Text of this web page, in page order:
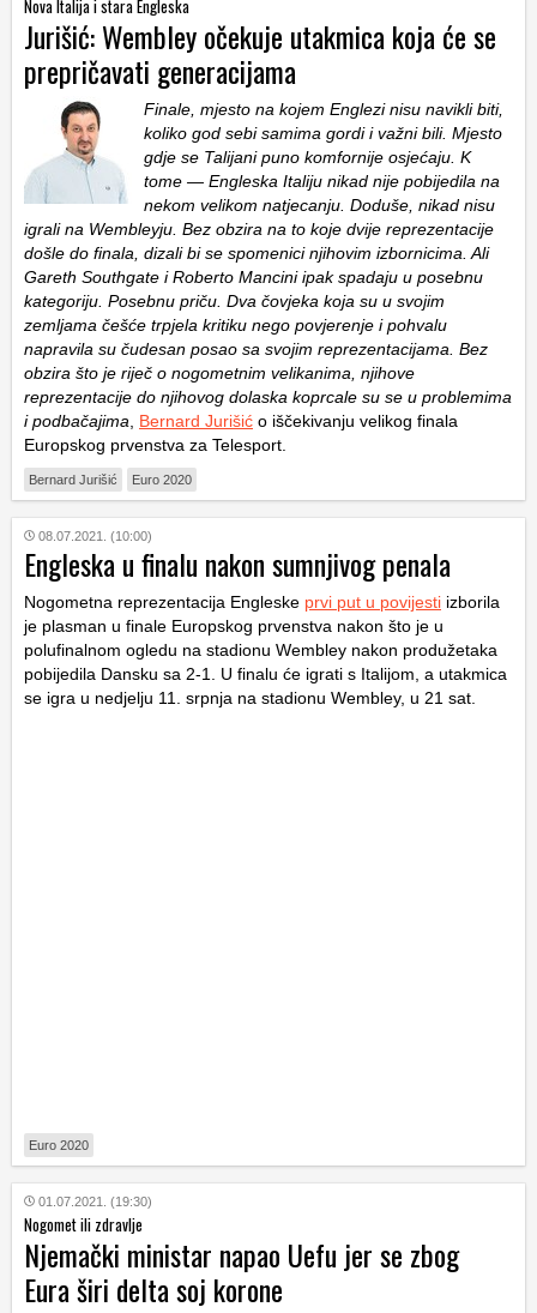
Nova Italija i stara Engleska
Jurišić: Wembley očekuje utakmica koja će se
prepričavati generacijama
Finale, mjesto na kojem Englezi nisu navikli biti,
koliko god sebi samima gordi i važni bili. Mjesto
gdje se Talijani puno komfornije osjećaju. K
tome — Engleska Italiju nikad nije pobijedila na
nekom velikom natjecanju. Doduše, nikad nisu
igrali na Wembleyju. Bez obzira na to koje dvije reprezentacije
došle do finala, dizali bi se spomenici njihovim izbornicima. Ali
Gareth Southgate i Roberto Mancini ipak spadaju u posebnu
kategoriju. Posebnu priču. Dva čovjeka koja su u svojim
zemljama češće trpjela kritiku nego povjerenje i pohvalu
napravila su čudesan posao sa svojim reprezentacijama. Bez
obzira što je riječ o nogometnim velikanima, njihove
reprezentacije do njihovog dolaska koprcale su se u problemima
i podbačajima, Bernard Jurišić o iščekivanju velikog finala
Europskog prvenstva za Telesport.
Bernard Jurišić Euro 2020
08.07.2021. (10:00)
Engleska u finalu nakon sumnjivog penala
Nogometna reprezentacija Engleske prvi put u povijesti izborila
je plasman u finale Europskog prvenstva nakon što je u
polufinalnom ogledu na stadionu Wembley nakon produžetaka
pobijedila Dansku sa 2-1. U finalu će igrati s Italijom, a utakmica
se igra u nedjelju 11. srpnja na stadionu Wembley, u 21 sat.
Euro 2020
01.07.2021. (19:30)
Nogomet ili zdravlje
Njemački ministar napao Uefu jer se zbog
Eura širi delta soj korone